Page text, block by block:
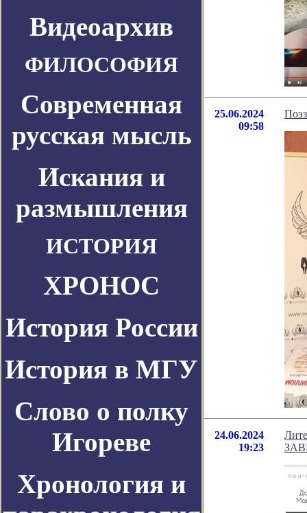
Видеоархив
ФИЛОСОФИЯ
Современная
русская мысль
Искания и
размышления
ИСТОРИЯ
ХРОНОС
История России
История в МГУ
Слово о полку
Игореве
Хронология и
25.06.2024
09:58
24.06.2024
19:23